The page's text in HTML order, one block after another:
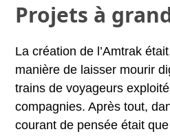
Projets à
La création de l’Amtrak
manière de laisser mourir
trains de voyageurs
compagnies. Après tout,
courant de pensée était